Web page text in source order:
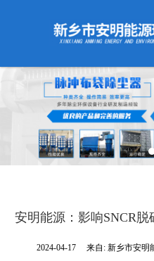
关于我们 产品展示
安明能源：影响SNCR
2024-04-17 来自: 新乡市安明